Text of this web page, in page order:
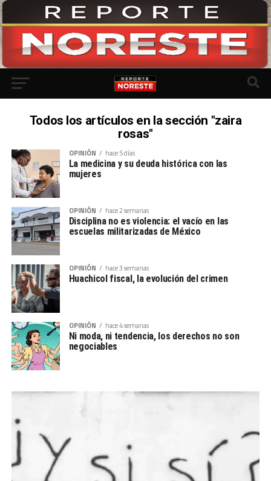
Todos los artículos en la sección "zaira
rosas"
OPINIÓN hace 5 días
La medicina y su deuda histórica con las
mujeres
OPINIÓN hace 2 semanas
Disciplina no es violencia: el vacío en las
escuelas militarizadas de México
OPINIÓN hace 3 semanas
Huachicol fiscal, la evolución del crimen
OPINIÓN hace 4 semanas
Ni moda, ni tendencia, los derechos no son
negociables